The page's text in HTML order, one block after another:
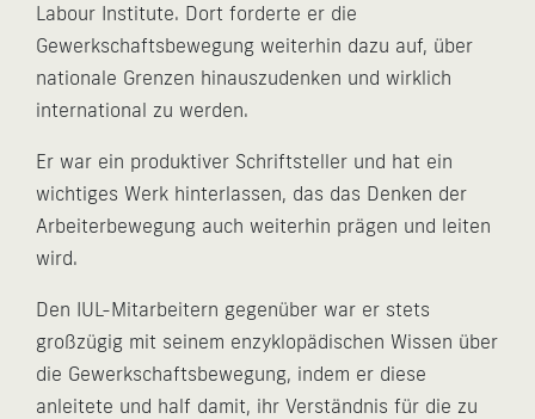
Labour Institute. Dort forderte er die
Gewerkschaftsbewegung weiterhin dazu auf, über
nationale Grenzen hinauszudenken und wirklich
international zu werden.
Er war ein produktiver Schriftsteller und hat ein
wichtiges Werk hinterlassen, das das Denken der
Arbeiterbewegung auch weiterhin prägen und leiten
wird.
Den IUL-Mitarbeitern gegenüber war er stets
großzügig mit seinem enzyklopädischen Wissen über
die Gewerkschaftsbewegung, indem er diese
anleitete und half damit, ihr Verständnis für die zu